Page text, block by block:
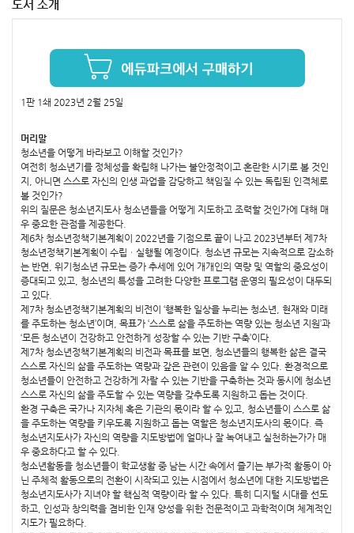
도서 소개
1판 1쇄 2023년 2월 25일
머리말
청소년을 어떻게 바라보고 이해할 것인가?
여전히 청소년기를 정체성을 확립해 나가는 불안정적이고 혼란한 시기로 볼 것인
지, 아니면 스스로 자신의 인생 과업을 감당하고 책임질 수 있는 독립된 인격체로
볼 것인가?
위의 질문은 청소년지도사 청소년들을 어떻게 지도하고 조력할 것인가에 대해 매
우 중요한 관점을 제공한다.
제6차 청소년정책기본계획이 2022년을 기점으로 끝이 나고 2023년부터 제7차
청소년정책기본계획이 수립ㆍ실행될 예정이다. 청소년 규모는 지속적으로 감소하
는 반면, 위기청소년 규모는 증가 추세에 있어 개개인의 역량 및 역할의 중요성이
증대되고 있고, 청소년의 특성을 고려한 다양한 프로그램 운영의 필요성이 대두되
고 있다.
제7차 청소년정책기본계획의 비전이 ‘행복한 일상을 누리는 청소년, 현재와 미래
를 주도하는 청소년’이며, 목표가 ‘스스로 삶을 주도하는 역량 있는 청소년 지원’과
‘모든 청소년이 건강하고 안전하게 성장할 수 있는 기반 구축’이다.
제7차 청소년정책기본계획의 비전과 목표를 보면, 청소년들의 행복한 삶은 결국
스스로 자신의 삶을 주도하는 역량과 갚은 관련이 있음을 알 수 있다. 환경적으로
청소년들이 안전하고 건강하게 자랄 수 있는 기반을 구축하는 것과 동시에 청소년
스스로 자신의 삶을 주도할 수 있는 역량을 갖추도록 지원하고 돕는 것이다.
환경 구축은 국가나 지자체 혹은 기관의 몫이라 할 수 있고, 청소년들이 스스로 삶
을 주도하는 역량을 키우도록 지원하고 돕는 역할은 청소년지도사의 몫이다. 즉
청소년지도사가 자신의 역량을 지도방법에 얼마나 잘 녹여내고 실천하는가가 매
우 중요하다고 할 수 있다.
청소년활동을 청소년들이 학교생활 중 남는 시간 속에서 즐기는 부가적 활동이 아
닌 주체적 활동으로의 전환이 시작되고 있는 시점에서 청소년에 대한 지도방법은
청소년지도사가 지녀야 할 핵심적 역량이라 할 수 있다. 특히 디지털 시대를 선도
하고, 인성과 창의력을 겸비한 인재 양성을 위한 전문적이고 과학적이며 체계적인
지도가 필요하다.